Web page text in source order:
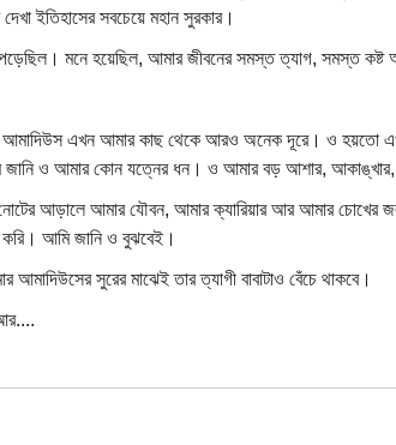
ইতিহাসের সবচেয়ে মহান সুরকার।
মনে হয়েছিল, আমার জীবনের সমস্ত ত্যাগ, সমস্ত কষ্ট
এখন আমার কাছ থেকে আরও অনেক দূরে। ও হয়তো
জানি ও আমার কোন যত্নের ধন। ও আমার বড় আশার, আকাঙ্খার,
নোটের আড়ালে আমার যৌবন, আমার ক্যারিয়ার আর আমার
করি। আমি জানি ও বুঝবেই।
সুরের মাঝেই তার ত্যাগী বাবাটাও বেঁচে থাকবে।